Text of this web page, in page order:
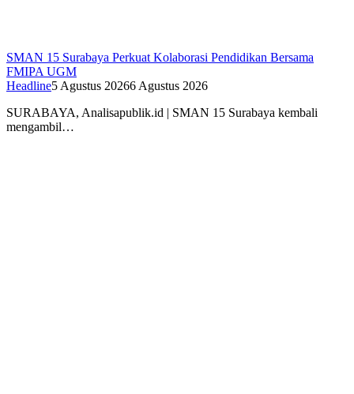
SMAN 15 Surabaya Perkuat Kolaborasi Pendidikan Bersama
FMIPA UGM
Headline5 Agustus 20266 Agustus 2026
SURABAYA, Analisapublik.id | SMAN 15 Surabaya kembali
mengambil…